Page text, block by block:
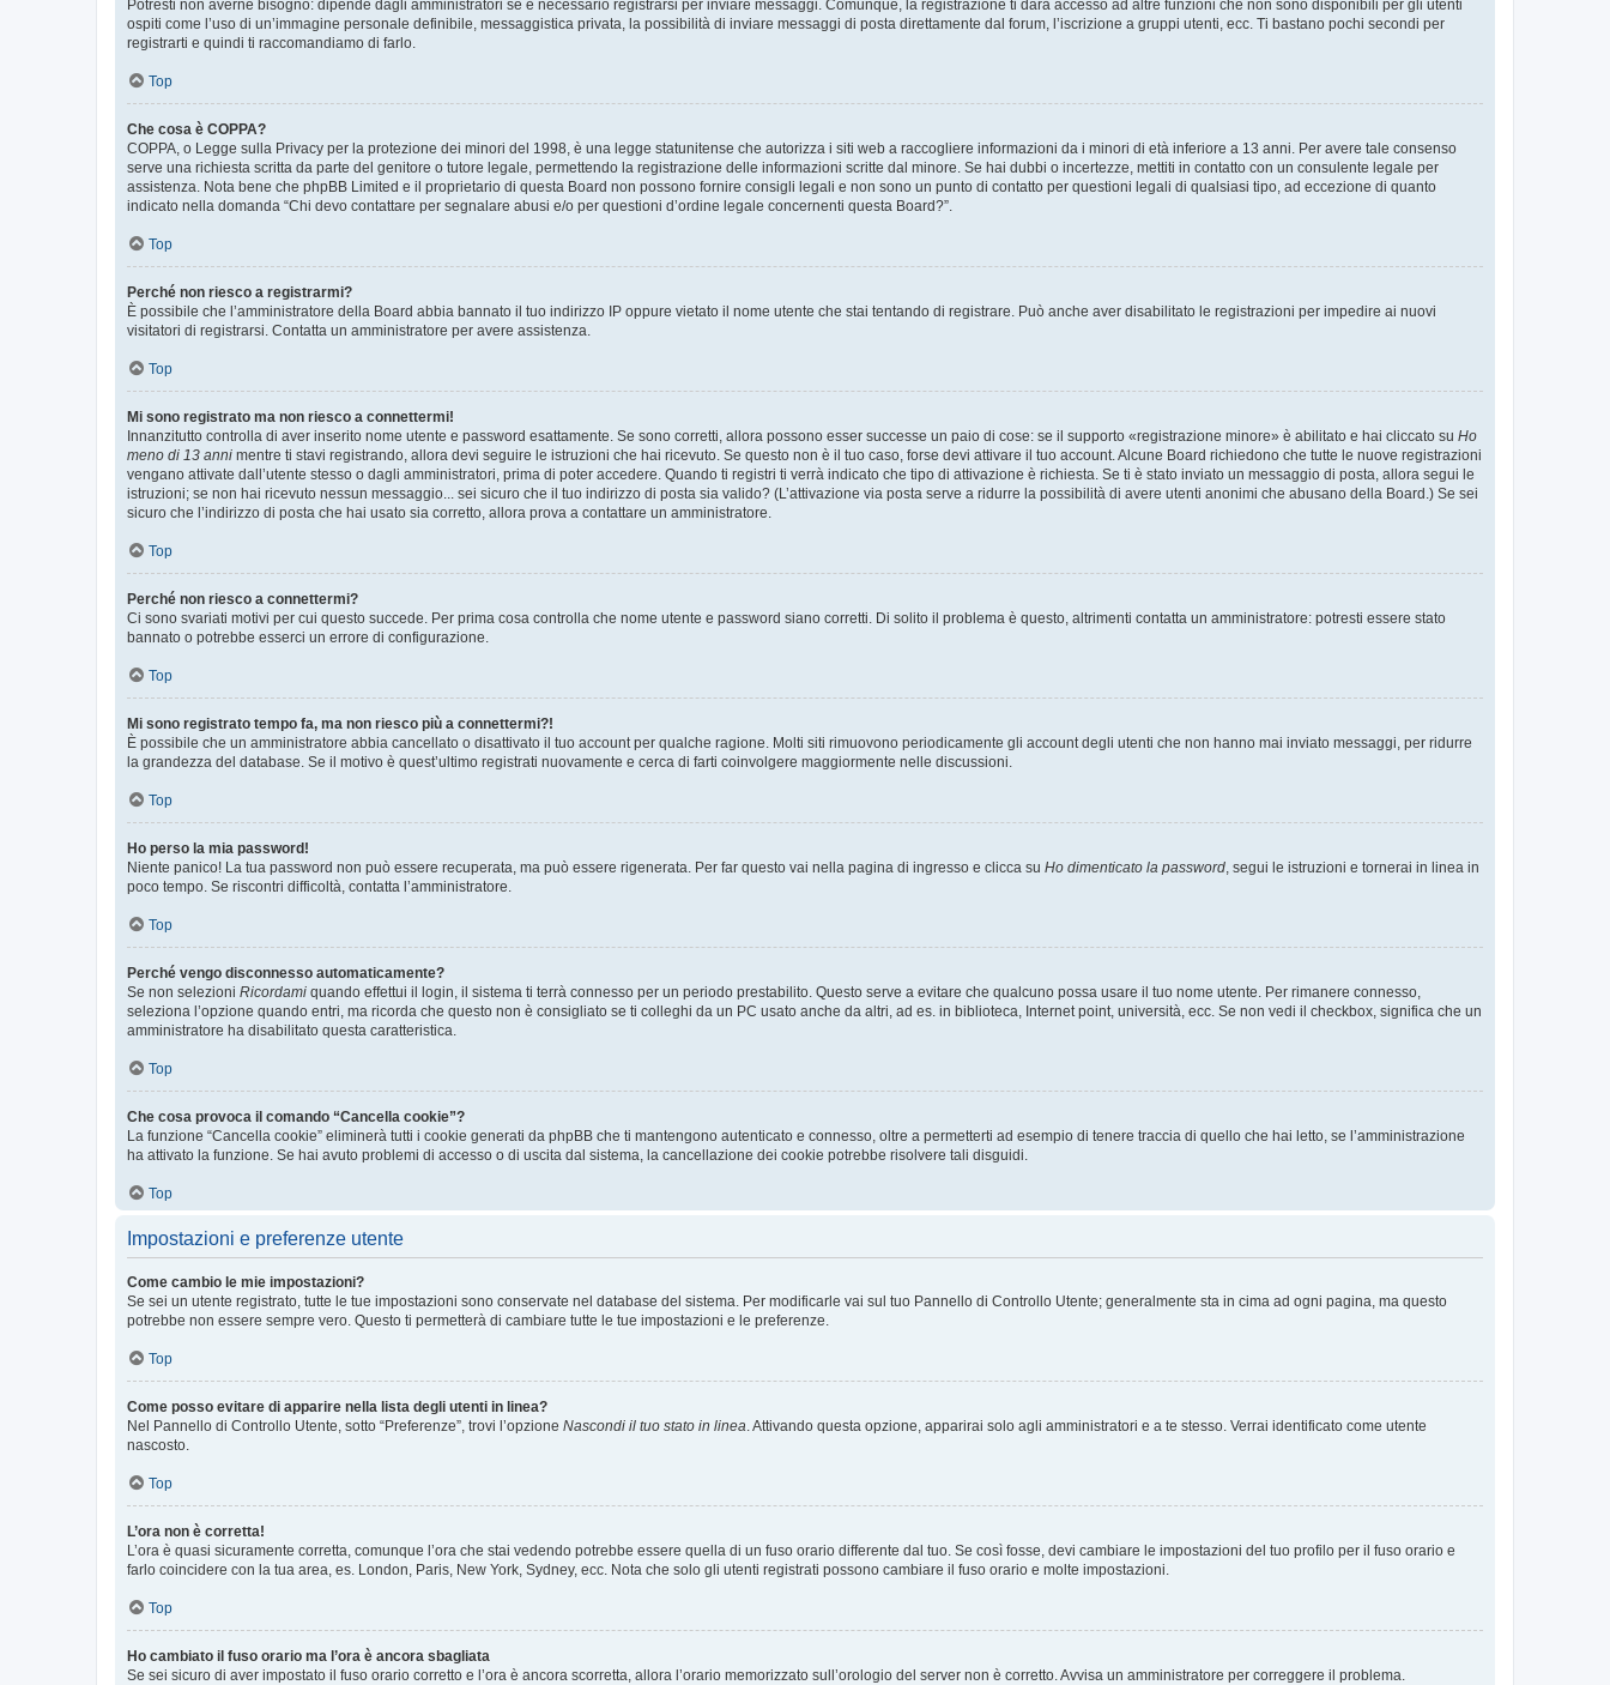
Potresti non averne bisogno: dipende dagli amministratori se è necessario registrarsi per inviare messaggi. Comunque, la registrazione ti darà accesso ad altre funzioni che non sono disponibili per gli utenti
ospiti come l’uso di un’immagine personale definibile, messaggistica privata, la possibilità di inviare messaggi di posta direttamente dal forum, l’iscrizione a gruppi utenti, ecc. Ti bastano pochi secondi per
registrarti e quindi ti raccomandiamo di farlo.
Top
Che cosa è COPPA?
COPPA, o Legge sulla Privacy per la protezione dei minori del 1998, è una legge statunitense che autorizza i siti web a raccogliere informazioni da i minori di età inferiore a 13 anni. Per avere tale consenso
serve una richiesta scritta da parte del genitore o tutore legale, permettendo la registrazione delle informazioni scritte dal minore. Se hai dubbi o incertezze, mettiti in contatto con un consulente legale per
assistenza. Nota bene che phpBB Limited e il proprietario di questa Board non possono fornire consigli legali e non sono un punto di contatto per questioni legali di qualsiasi tipo, ad eccezione di quanto
indicato nella domanda “Chi devo contattare per segnalare abusi e/o per questioni d’ordine legale concernenti questa Board?”.
Top
Perché non riesco a registrarmi?
È possibile che l’amministratore della Board abbia bannato il tuo indirizzo IP oppure vietato il nome utente che stai tentando di registrare. Può anche aver disabilitato le registrazioni per impedire ai nuovi
visitatori di registrarsi. Contatta un amministratore per avere assistenza.
Top
Mi sono registrato ma non riesco a connettermi!
Innanzitutto controlla di aver inserito nome utente e password esattamente. Se sono corretti, allora possono esser successe un paio di cose: se il supporto «registrazione minore» è abilitato e hai cliccato su Ho
meno di 13 anni mentre ti stavi registrando, allora devi seguire le istruzioni che hai ricevuto. Se questo non è il tuo caso, forse devi attivare il tuo account. Alcune Board richiedono che tutte le nuove registrazioni
vengano attivate dall’utente stesso o dagli amministratori, prima di poter accedere. Quando ti registri ti verrà indicato che tipo di attivazione è richiesta. Se ti è stato inviato un messaggio di posta, allora segui le
istruzioni; se non hai ricevuto nessun messaggio... sei sicuro che il tuo indirizzo di posta sia valido? (L’attivazione via posta serve a ridurre la possibilità di avere utenti anonimi che abusano della Board.) Se sei
sicuro che l’indirizzo di posta che hai usato sia corretto, allora prova a contattare un amministratore.
Top
Perché non riesco a connettermi?
Ci sono svariati motivi per cui questo succede. Per prima cosa controlla che nome utente e password siano corretti. Di solito il problema è questo, altrimenti contatta un amministratore: potresti essere stato
bannato o potrebbe esserci un errore di configurazione.
Top
Mi sono registrato tempo fa, ma non riesco più a connettermi?!
È possibile che un amministratore abbia cancellato o disattivato il tuo account per qualche ragione. Molti siti rimuovono periodicamente gli account degli utenti che non hanno mai inviato messaggi, per ridurre
la grandezza del database. Se il motivo è quest’ultimo registrati nuovamente e cerca di farti coinvolgere maggiormente nelle discussioni.
Top
Ho perso la mia password!
Niente panico! La tua password non può essere recuperata, ma può essere rigenerata. Per far questo vai nella pagina di ingresso e clicca su Ho dimenticato la password , segui le istruzioni e tornerai in linea in
poco tempo. Se riscontri difficoltà, contatta l’amministratore.
Top
Perché vengo disconnesso automaticamente?
Se non selezioni Ricordami quando effettui il login, il sistema ti terrà connesso per un periodo prestabilito. Questo serve a evitare che qualcuno possa usare il tuo nome utente. Per rimanere connesso,
seleziona l’opzione quando entri, ma ricorda che questo non è consigliato se ti colleghi da un PC usato anche da altri, ad es. in biblioteca, Internet point, università, ecc. Se non vedi il checkbox, significa che un
amministratore ha disabilitato questa caratteristica.
Top
Che cosa provoca il comando “Cancella cookie”?
La funzione “Cancella cookie” eliminerà tutti i cookie generati da phpBB che ti mantengono autenticato e connesso, oltre a permetterti ad esempio di tenere traccia di quello che hai letto, se l’amministrazione
ha attivato la funzione. Se hai avuto problemi di accesso o di uscita dal sistema, la cancellazione dei cookie potrebbe risolvere tali disguidi.
Top
Impostazioni e preferenze utente
Come cambio le mie impostazioni?
Se sei un utente registrato, tutte le tue impostazioni sono conservate nel database del sistema. Per modificarle vai sul tuo Pannello di Controllo Utente; generalmente sta in cima ad ogni pagina, ma questo
potrebbe non essere sempre vero. Questo ti permetterà di cambiare tutte le tue impostazioni e le preferenze.
Top
Come posso evitare di apparire nella lista degli utenti in linea?
Nel Pannello di Controllo Utente, sotto “Preferenze”, trovi l’opzione Nascondi il tuo stato in linea . Attivando questa opzione, apparirai solo agli amministratori e a te stesso. Verrai identificato come utente
nascosto.
Top
L’ora non è corretta!
L’ora è quasi sicuramente corretta, comunque l’ora che stai vedendo potrebbe essere quella di un fuso orario differente dal tuo. Se così fosse, devi cambiare le impostazioni del tuo profilo per il fuso orario e
farlo coincidere con la tua area, es. London, Paris, New York, Sydney, ecc. Nota che solo gli utenti registrati possono cambiare il fuso orario e molte impostazioni.
Top
Ho cambiato il fuso orario ma l’ora è ancora sbagliata
Se sei sicuro di aver impostato il fuso orario corretto e l’ora è ancora scorretta, allora l’orario memorizzato sull’orologio del server non è corretto. Avvisa un amministratore per correggere il problema.